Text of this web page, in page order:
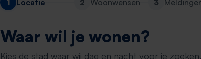
1 Locatie 2 Woonwensen 3
Waar wil je wonen?
Kies de stad waar wij dag en nacht voor je zoeken.